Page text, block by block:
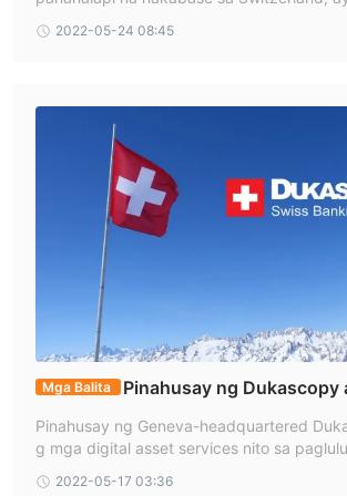
Dukascopy Bank SA, nagbibigay ang
access sa Swiss Foreign Exchange
Legit ba ang Dukascopy?
Pagdating sa regulasyon, ang Dukascopy
sa Financial Services Agency, na may license
局長（金商）第2408号.
Bukod dito, ang Dukascopy Bank ay lokal na
Swiss Financial Market Supervisory Authority,
isang Financial Service.
Mga Instrumento sa Merkado
Nag-aalok ang Dukascopy ng pagtitrade sa
cryptos, metals, indexes, bonds, stocks, at
Mga Trading Account
site na nag-clone ng orihinal. Ayon sa
2022-05-24 08:45
Mga Balita
Pinahusay ng Dukascopy
Pinahusay ng Geneva-headquartered
g mga digital asset services nito sa
a cryptocurrency , inihayag ng kumpanya
2022-05-17 03:36